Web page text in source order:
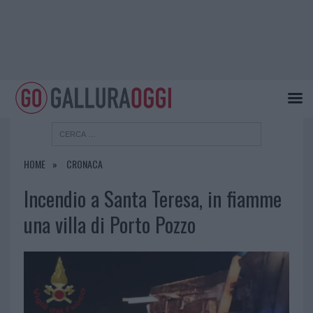
HOME CRONACA
Incendio a Santa Teresa, in fiamme
una villa di Porto Pozzo